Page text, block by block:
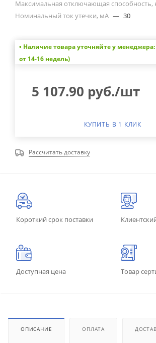
Максимальная отключающая способность,
Номинальный ток утечки, мА — 30
• Наличие товара уточняйте у менеджера:
от 14-16 недель)
5 107.90 руб./шт
КУПИТЬ В 1 КЛИК
Рассчитать доставку
Короткий срок поставки
Доступная цена Товар
ОПИСАНИЕ ОПЛАТА